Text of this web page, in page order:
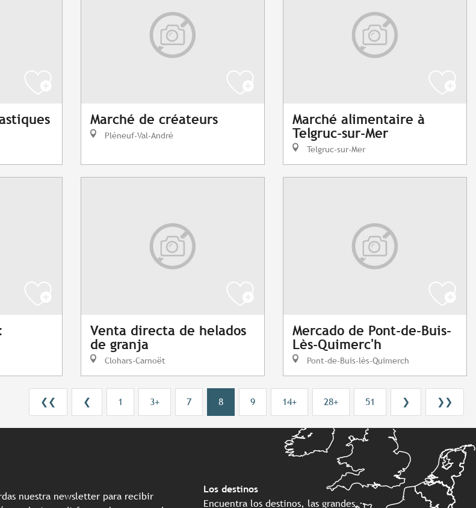
Marché de créateurs
Pléneuf-Val-André
Marché alimentaire à
Telgruc-sur-Mer
Telgruc-sur-Mer
Venta directa de helados
de granja
Clohars-Carnoët
Mercado de Pont-de-Buis-
Lès-Quimerc'h
Pont-de-Buis-lès-Quimerch
❮❮ ❮ 1 3+ 7 8 9 14+ 28+ 51 ❯ ❯❯
nuestra newsletter para recibir
Los destinos
Encuentra los destinos, las grandes